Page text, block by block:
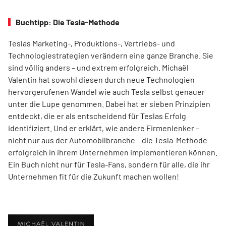
Buchtipp: Die Tesla-Methode
Teslas Marketing-, Produktions-, Vertriebs- und
Technologiestrategien verändern eine ganze Branche. Sie
sind völlig anders – und extrem erfolgreich. Michaël
Valentin hat sowohl diesen durch neue Technologien
hervorgerufenen Wandel wie auch Tesla selbst genauer
unter die Lupe genommen. Dabei hat er sieben Prinzipien
entdeckt, die er als entscheidend für Teslas Erfolg
identifiziert. Und er erklärt, wie andere Firmenlenker –
nicht nur aus der Automobilbranche – die Tesla-Methode
erfolgreich in ihrem Unternehmen implementieren können.
Ein Buch nicht nur für Tesla-Fans, sondern für alle, die ihr
Unternehmen fit für die Zukunft machen wollen!